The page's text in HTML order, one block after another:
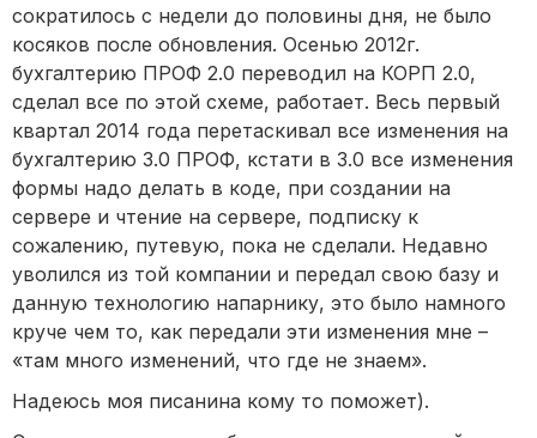
сократилось с недели до половины дня, не было
косяков после обновления. Осенью 2012г.
бухгалтерию ПРОФ 2.0 переводил на КОРП 2.0,
сделал все по этой схеме, работает. Весь первый
квартал 2014 года перетаскивал все изменения на
бухгалтерию 3.0 ПРОФ, кстати в 3.0 все изменения
формы надо делать в коде, при создании на
сервере и чтение на сервере, подписку к
сожалению, путевую, пока не сделали. Недавно
уволился из той компании и передал свою базу и
данную технологию напарнику, это было намного
круче чем то, как передали эти изменения мне –
«там много изменений, что где не знаем».
Надеюсь моя писанина кому то поможет).